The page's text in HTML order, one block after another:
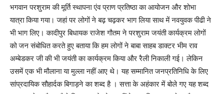
भगवान परशुराम की मूर्ति स्थापना एंव प्राण प्रतिष्ठा का आयोजन और शोभा
यात्रा किया गया। जहां पर लोगों ने बढ़ चढ़कर भाग लिया साथ में नवयुवक पीढी ने
भी भाग लिए। कादीपुर बिधायक राजेश गौतम ने परशुराम जयंती कार्यक्रम लोगों
को जन संबोधित करते हुए बताया कि हम लोगों ने बाबा साहब डाक्टर भीम राव
अम्बेडकर जी की भी जयंती का कार्यक्रम किया और रैली निकाली गई। लेकिन
उसमें एक भी मौलाना या मुल्ला नहीं आए थे। यह सम्मानित जनप्रतिनिधि के लिए
सांप्रदायिक सौहार्दक बिगाड़ने का शब्द है । सत्ता के अहंकार में बोले गए यह शब्द